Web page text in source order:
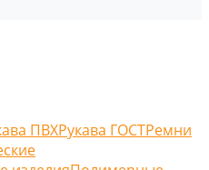
ПВХРукава ГОСТРемни